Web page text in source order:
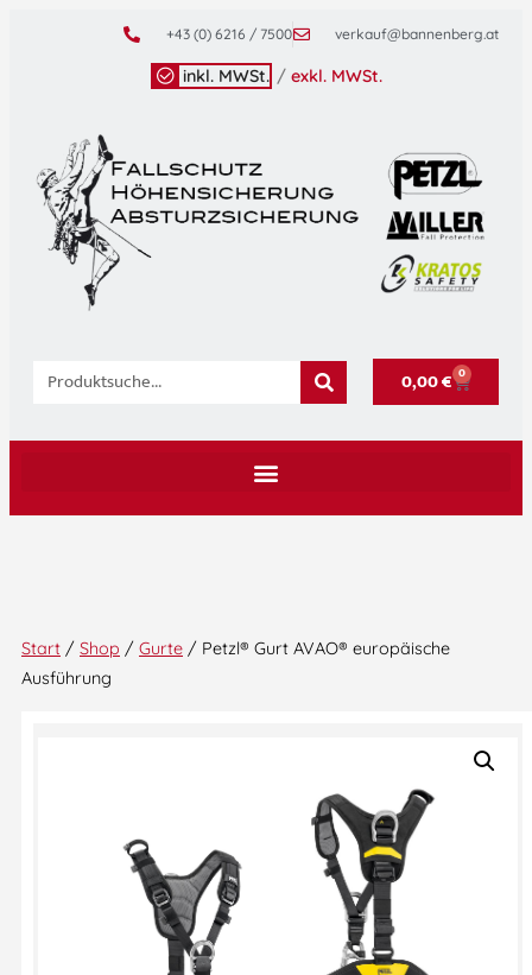
+43 (0) 6216 / 7500 verkauf@bannenberg.at
inkl. MWSt. / exkl. MWSt.
0,00€ 0
Start / Shop / Gurte / Petzl® Gurt AVAO® europäische
Ausführung